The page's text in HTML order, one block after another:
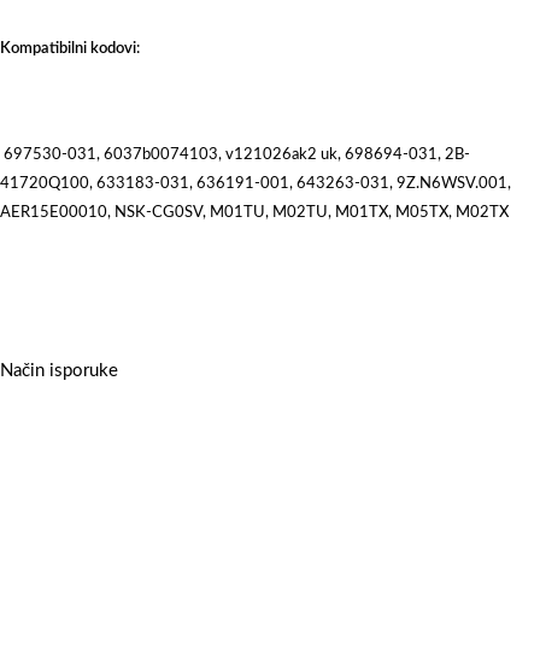
Kompatibilni kodovi:
697530-031, 6037b0074103, v121026ak2 uk, 698694-031, 2B-
41720Q100, 633183-031, 636191-001, 643263-031, 9Z.N6WSV.001,
AER15E00010, NSK-CG0SV, M01TU, M02TU, M01TX, M05TX, M02TX
Način isporuke